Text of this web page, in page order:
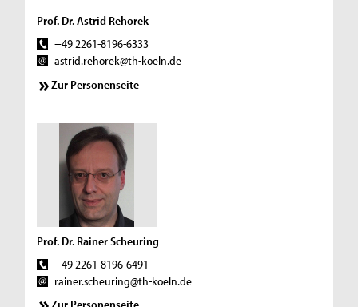
Prof. Dr. Astrid Rehorek
+49 2261-8196-6333
astrid.rehorek@th-koeln.de
Zur Personenseite
Prof. Dr. Rainer Scheuring
+49 2261-8196-6491
rainer.scheuring@th-koeln.de